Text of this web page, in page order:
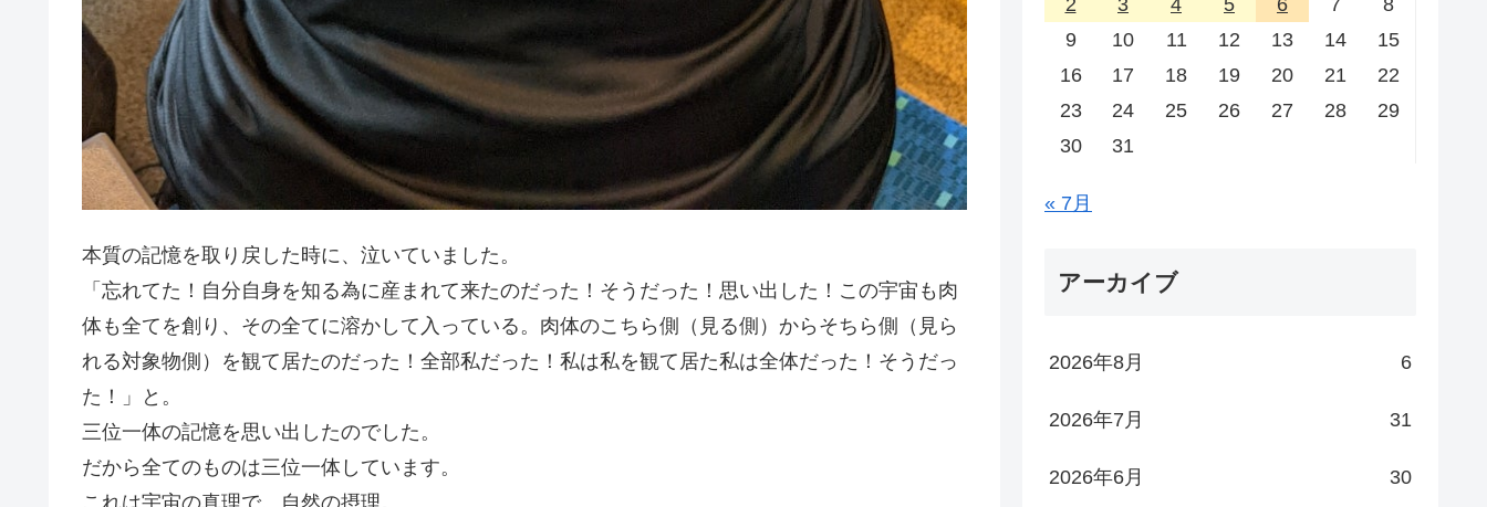
本質の記憶を取り戻した時に、泣いていました。
「忘れてた！自分自身を知る為に産まれて来たのだった！そうだった！思い出した！この宇宙も肉
体も全てを創り、その全てに溶かして入っている。肉体のこちら側（見る側）からそちら側（見ら
れる対象物側）を観て居たのだった！全部私だった！私は私を観て居た私は全体だった！そうだっ
た！」と。
三位一体の記憶を思い出したのでした。
だから全てのものは三位一体しています。
これは宇宙の真理で、自然の摂理。
2
3 4 5 6 7
8
9
10 11 12 13 14
15
16
17 18 19 20 21
22
23
24 25 26 27 28
29
30
31
« 7月
アーカイブ
2026年8月 6
2026年7月 31
2026年6月 30